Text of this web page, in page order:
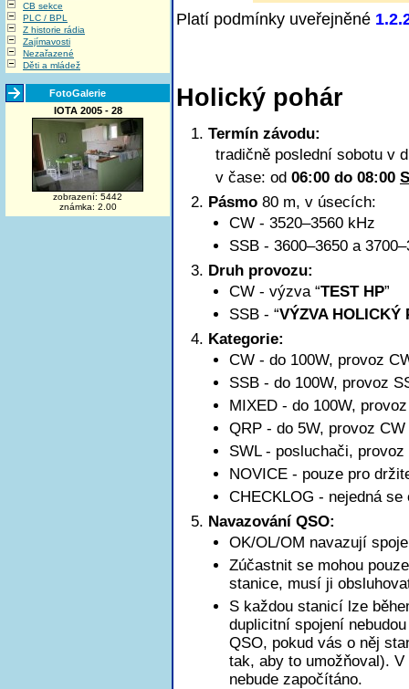
CB sekce
PLC / BPL
Z historie rádia
Zajímavosti
Nezařazené
Děti a mládež
FotoGalerie
IOTA 2005 - 28
zobrazení: 5442
známka: 2.00
Platí podmínky uveřejněné
Holický pohár
Termín závodu:
tradičně poslední sobotu v
v čase: od 06:00 do 08:00
Pásmo 80 m, v úsecích:
CW - 3520–3560 kHz
SSB - 3600–3650 a
Druh provozu:
CW - výzva “TEST HP”
SSB - “VÝZVA HOLICKÝ
Kategorie:
CW - do 100W, provoz
SSB - do 100W, provoz
MIXED - do 100W,
QRP - do 5W, provoz
SWL - posluchači,
NOVICE - pouze pro
CHECKLOG - nejedná
Navazování QSO:
OK/OL/OM navazují
Zúčastnit se mohou
stanice, musí ji
S každou stanicí lze
duplicitní spojení
QSO, pokud vás o něj
tak, aby to umožňoval).
nebude započítáno.